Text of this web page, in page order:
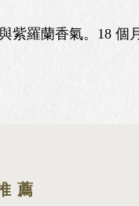
羅蘭香氣。18 個